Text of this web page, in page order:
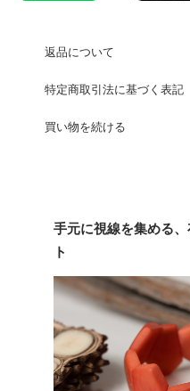
返品について
特定商取引法に基づく表記
買い物を続ける
手元に視線を集める
ト